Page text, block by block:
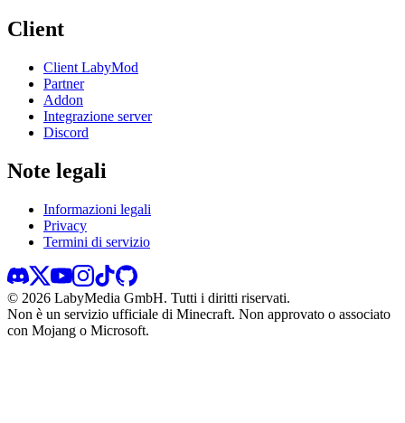
Client
Client LabyMod
Partner
Addon
Integrazione server
Discord
Note legali
Informazioni legali
Privacy
Termini di servizio
© 2026 LabyMedia GmbH. Tutti i diritti riservati.
Non è un servizio ufficiale di Minecraft. Non approvato o associato
con Mojang o Microsoft.